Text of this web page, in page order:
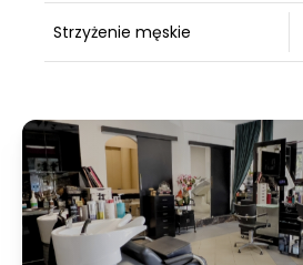
Strzyżenie męskie